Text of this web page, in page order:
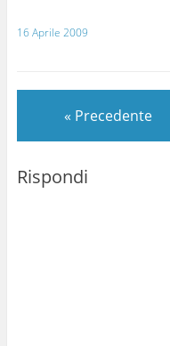
16 Aprile 2009
« Precedente
Rispondi